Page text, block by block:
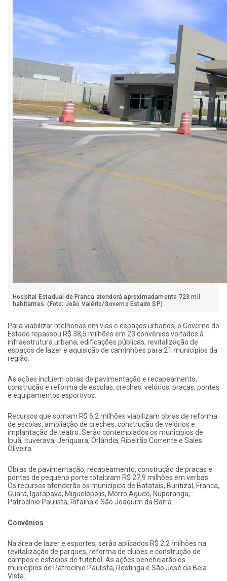
Hospital Estadual de Franca atenderá aproximadamente 723 mil
habitantes. (Foto: João Valério/Governo Estado SP)
Para viabilizar melhorias em vias e espaços urbanos, o Governo do
Estado repassou R$ 38,5 milhões em 23 convênios voltados à
infraestrutura urbana, edificações públicas, revitalização de
espaços de lazer e aquisição de caminhões para 21 municípios da
região.
As ações incluem obras de pavimentação e recapeamento,
construção e reforma de escolas, creches, velórios, praças, pontes
e equipamentos esportivos.
Recursos que somam R$ 6,2 milhões viabilizam obras de reforma
de escolas, ampliação de creches, construção de velórios e
implantação de teatro. Serão contemplados os municípios de
Ipuã, Ituverava, Jeriquara, Orlândia, Ribeirão Corrente e Sales
Oliveira.
Obras de pavimentação, recapeamento, construção de praças e
pontes de pequeno porte totalizam R$ 27,9 milhões em verbas.
Os recursos atenderão os municípios de Batatais, Buritizal, Franca,
Guará, Igarapava, Miguelópolis, Morro Agudo, Nuporanga,
Patrocínio Paulista, Rifaina e São Joaquim da Barra.
Convênios
Na área de lazer e esportes, serão aplicados R$ 2,2 milhões na
revitalização de parques, reforma de clubes e construção de
campos e estádios de futebol. As ações beneficiarão os
municípios de Patrocínio Paulista, Restinga e São José da Bela
Vista.